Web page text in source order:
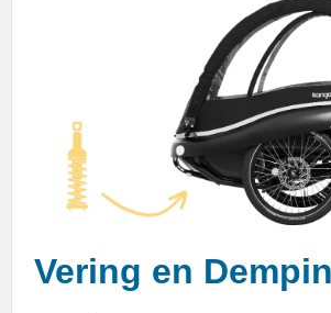
Vering en